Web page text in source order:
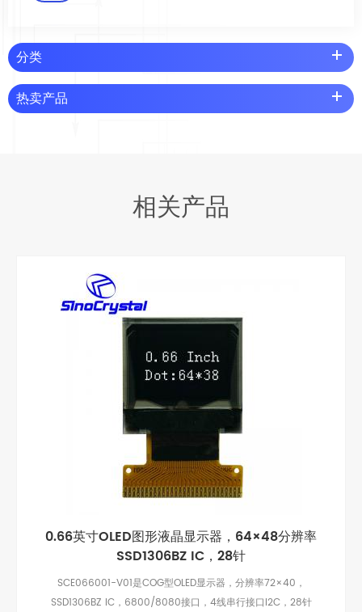
分类
热卖产品
相关产品
0.66英寸OLED图形液晶显示器，64×48分辨率
SSD1306BZ IC，28针
SCE066001-V01是COG型OLED显示器，分辨率72×40，
SSD1306BZ IC，6800/8080接口，4线串行接口I2C，28针